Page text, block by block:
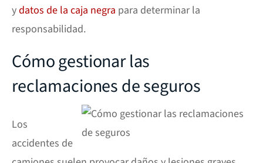
ydatos de la caja negra para determinar la
responsabilidad.
Cómo gestionar las
reclamaciones de seguros
Los
accidentes de